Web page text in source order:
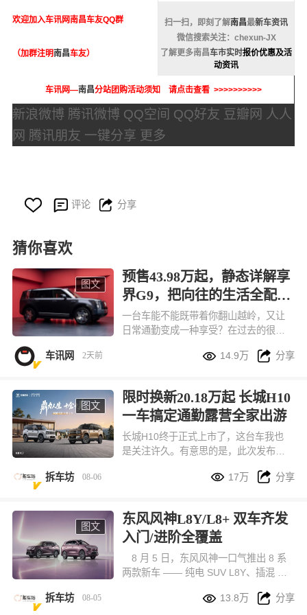
扫一扫，即刻了解南昌最新车资讯
微信搜索关注：chexun-JX
了解更多南昌车市实时报价优惠及活
动资讯
欢迎加入车讯网南昌车友QQ群
（加群注明南昌车友）
车讯网—南昌分站团购活动须知 请点击查看 >>>>>>>>>>
新浪微博 腾讯微博 QQ空间 QQ好友 豆瓣网 人人
网 腾讯朋友 一键分享 更多
  评论  分享
猜你喜欢
图文
预售43.98万起，静态详解享
界G9，把向往的生活全配齐
了
一台车能不能既带着你翻山越岭，又让
日常通勤变成一种享受？在过去的很长
一个。鸿蒙智行给出的答案很直接，首
舍。
车讯网 2天前  14.9万  分享
图文
限时换新20.18万起 长城H10
一车搞定通勤露营全家出游
长城H10终于正式上市了，这台车我也
是关注许久。有意思的是，此次发布会
奶奶的环节，看的出对品牌的信赖。H1
尺寸和空间够大！还有轻越野能力稍微
改装一下，就是一台不错的轻度穿越旅
行车。
拆车坊 08-06  17万  分享
图文
东风风神L8Y/L8+ 双车齐发
入门/进阶全覆盖
8 月 5 日，东风风神一口气推出 8 系
两款新车 —— 纯电 SUV L8Y、插混 SU
10 万级城市家用代步，另一款面向预算
拆车坊 08-05  13.8万  分享